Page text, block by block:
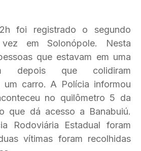
foi registrado o segundo
em Solonópole. Nesta
que estavam em uma
depois que colidiram
um carro. A Polícia informou
no quilômetro 5 da
que dá acesso a Banabuiú.
Rodoviária Estadual foram
vítimas foram recolhidas